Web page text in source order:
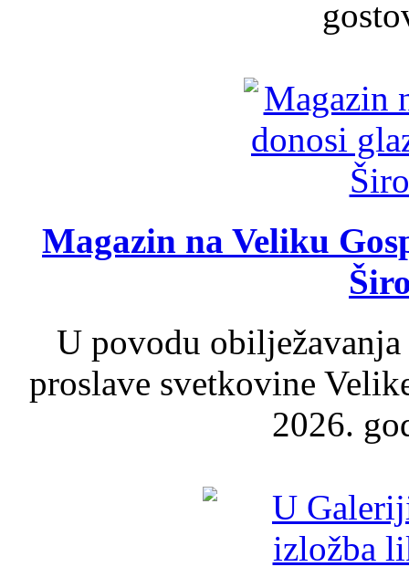
Magazin na Veliku
U povodu
proslave svetkovine
2026.